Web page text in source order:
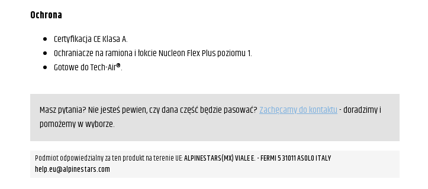
Ochrona
Certyfikacja CE Klasa A.
Ochraniacze na ramiona i łokcie Nucleon Flex Plus poziomu 1.
Gotowe do Tech-Air®.
Masz pytania? Nie jesteś pewien, czy dana część będzie pasować?Zachęcamy do kontaktu- doradzimy i
pomożemy w wyborze.
Podmiot odpowiedzialny za ten produkt na terenie UE:ALPINESTARS(MX) VIALE E. - FERMI 5 31011 ASOLO ITALY
help.eu@alpinestars.com